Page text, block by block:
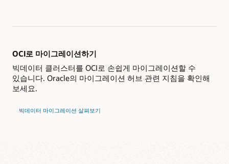
OCI로 마이그레이션하기
빅데이터 클러스터를 OCI로 손쉽게 마이그레이션할 수
있습니다. Oracle의 마이그레이션 허브 관련 지침을 확인해
보세요.
빅데이터 마이그레이션 살펴보기